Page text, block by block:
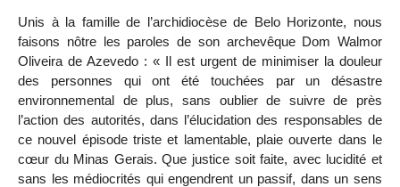
Unis à la famille de l’archidiocèse de Belo Horizonte, nous
faisons nôtre les paroles de son archevêque Dom Walmor
Oliveira de Azevedo : « Il est urgent de minimiser la douleur
des personnes qui ont été touchées par un désastre
environnemental de plus, sans oublier de suivre de près
l’action des autorités, dans l’élucidation des responsables de
ce nouvel épisode triste et lamentable, plaie ouverte dans le
cœur du Minas Gerais. Que justice soit faite, avec lucidité et
sans les médiocrités qui engendrent un passif, dans un sens